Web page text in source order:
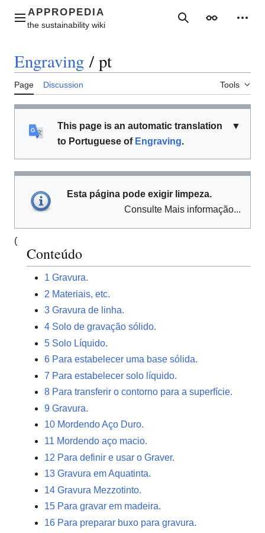
contentMain menu SearchAppearance
Engraving / pt
Page Discussion Tools
▼
This page is an automatic translation
to Portuguese of Engraving.
Esta página pode exigir limpeza.
Consulte Mais informação...
Conteúdo
1 Gravura.
2 Materiais, etc.
3 Gravura de linha.
4 Solo de gravação sólido.
5 Solo Líquido.
6 Para estabelecer uma base sólida.
7 Para estabelecer solo líquido.
8 Para transferir o contorno para a superfície.
9 Gravura.
10 Mordendo Aço Duro.
11 Mordendo aço macio.
12 Para definir e usar o Graver.
13 Gravura em Aquatinta.
14 Gravura Mezzotinto.
15 Para gravar em madeira.
16 Para preparar buxo para gravura.
(